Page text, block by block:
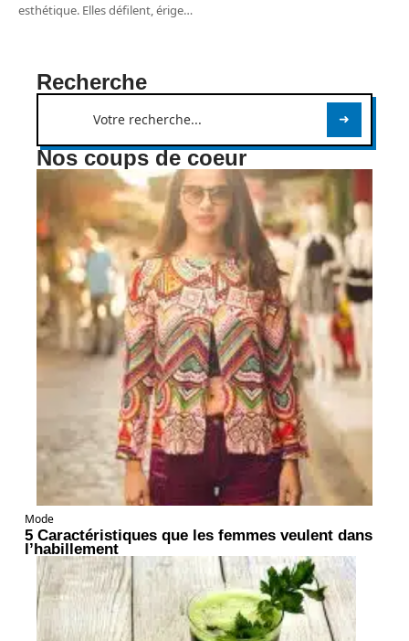
esthétique. Elles défilent, érige…
Recherche
Nos coups de coeur
Mode
5 Caractéristiques que les femmes veulent dans
l’habillement